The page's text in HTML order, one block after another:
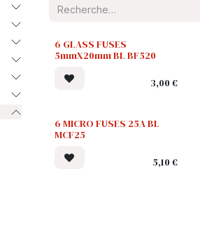
6 GLASS FUSES
5mmX20mm BL BF520
3,00€
6 MICRO FUSES 25A BL
MCF25
5,10€